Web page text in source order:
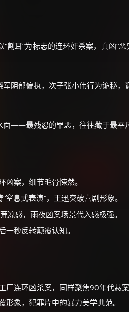
耳”为标志的连环奸杀案，真凶“恶
阴郁偏执，次子张小伟行为诡秘，
——最残忍的罪恶，往往藏于最平
凶案，细节毛骨悚然。
窒息式表演”，王迅突破喜剧形象。
凉感，雨夜凶案场景代入感极强。
一秒反转颠覆认知。
厂连环凶杀案，同样聚焦90年代悬案
形象，犯罪片中的暴力美学典范。
☕ 海外